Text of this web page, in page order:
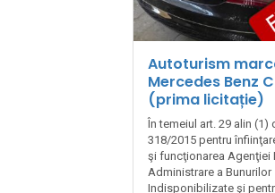
Autoturism
Mercedes Benz
(prima licitație)
În temeiul art. 29 alin (1)
318/2015 pentru
şi funcţionarea Agenţiei
Administrare a Bunurilor
Indisponibilizate şi